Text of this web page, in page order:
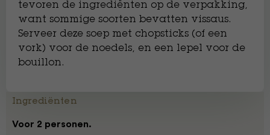
tevoren de ingrediënten op de verpakking,
want sommige soorten bevatten vissaus.
Serveer deze soep met chopsticks (of een
vork) voor de noedels, en een lepel voor de
bouillon.
Ingrediënten
Voor 2 personen.